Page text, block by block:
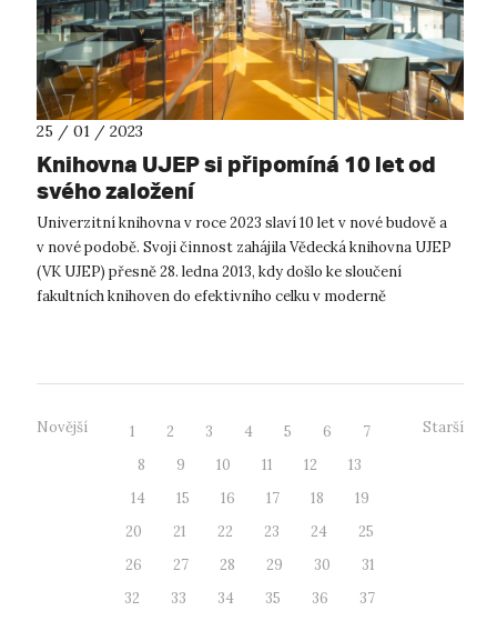
25 / 01 / 2023
Knihovna UJEP si připomíná 10 let od
svého založení
Univerzitní knihovna v roce 2023 slaví 10 let v nové budově a
v nové podobě. Svoji činnost zahájila Vědecká knihovna UJEP
(VK UJEP) přesně 28. ledna 2013, kdy došlo ke sloučení
fakultních knihoven do efektivního celku v moderně
Novější 1 2 3 4 5 6
7
8
9 10 11 12
13
14
15 16 17 18
19
20
21 22 23 24
25
26
27 28 29 30
31
32
33 34 35 36
37
Starší